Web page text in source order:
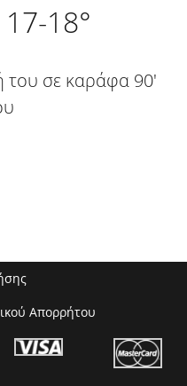
18°
του σε καράφα 90'
Απορρήτου